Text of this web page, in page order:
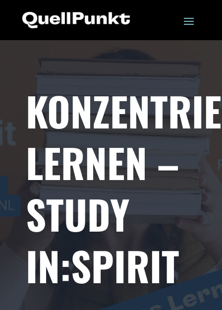
LERNEN –
STUDY
IN:SPIRIT